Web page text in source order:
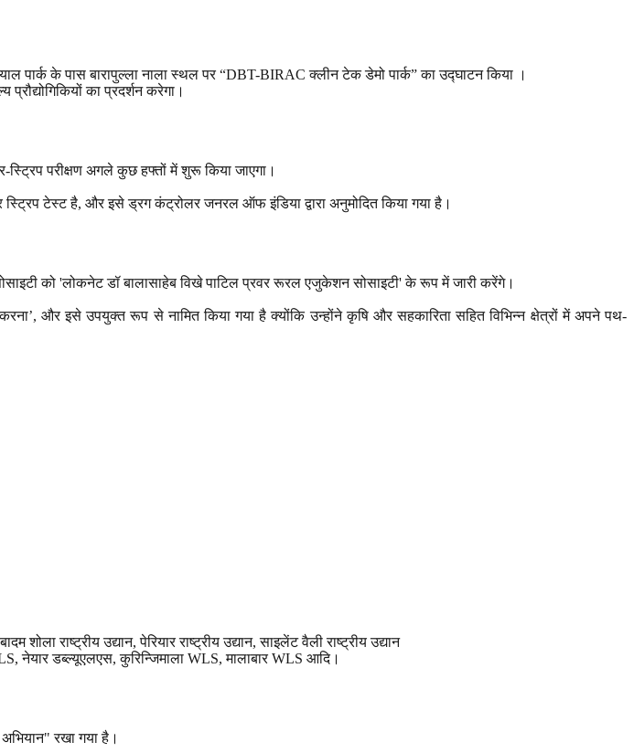
पार्क के पास बारापुल्ला नाला स्थल पर “DBT-BIRAC क्लीन टेक डेमो पार्क” का उद्घाटन किया ।
का प्रदर्शन करेगा।
स्ट्रिप परीक्षण अगले कुछ हफ्तों में शुरू किया जाएगा।
टेस्ट है, और इसे ड्रग कंट्रोलर जनरल ऑफ इंडिया द्वारा अनुमोदित किया गया है।
को 'लोकनेट डॉ बालासाहेब विखे पाटिल प्रवर रूरल एजुकेशन सोसाइटी' के रूप में जारी करेंगे।
और इसे उपयुक्त रूप से नामित किया गया है क्योंकि उन्होंने कृषि और सहकारिता सहित विभिन्न क्षेत्रों में अपने पथ-
शोला राष्ट्रीय उद्यान, पेरियार राष्ट्रीय उद्यान, साइलेंट वैली राष्ट्रीय उद्यान
नेयार डब्ल्यूएलएस, कुरिन्जिमाला WLS, मालाबार WLS आदि।
रखा गया है।